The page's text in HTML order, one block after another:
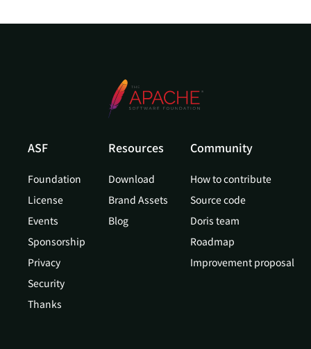
ASF
Foundation
License
Events
Sponsorship
Privacy
Security
Thanks
Resources
Download
Brand Assets
Blog
Community
How to contribute
Source code
Doris team
Roadmap
Improvement proposal